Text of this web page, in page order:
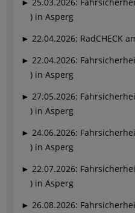
) in Asperg
► 22.04.2026: RadCHECK
► 22.04.2026:
) in Asperg
► 27.05.2026:
) in Asperg
► 24.06.2026:
) in Asperg
► 22.07.2026:
) in Asperg
► 26.08.2026: